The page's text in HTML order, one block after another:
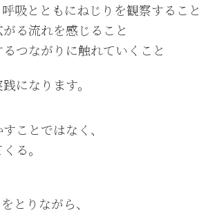
吸とともにねじりを観察すること
る流れを感じること
つながりに触れていくこと
になります。
ことではなく、
る。
とりながら、